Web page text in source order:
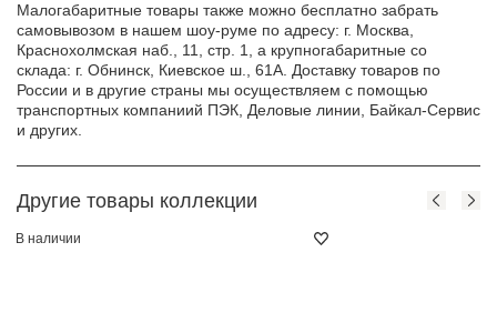
Малогабаритные товары также можно бесплатно забрать
самовывозом в нашем шоу-руме по адресу: г. Москва,
Краснохолмская наб., 11, стр. 1, а крупногабаритные со
склада: г. Обнинск, Киевское ш., 61А. Доставку товаров по
России и в другие страны мы осуществляем с помощью
транспортных компаниий ПЭК, Деловые линии, Байкал-Сервис
и других.
Другие товары коллекции
В наличии